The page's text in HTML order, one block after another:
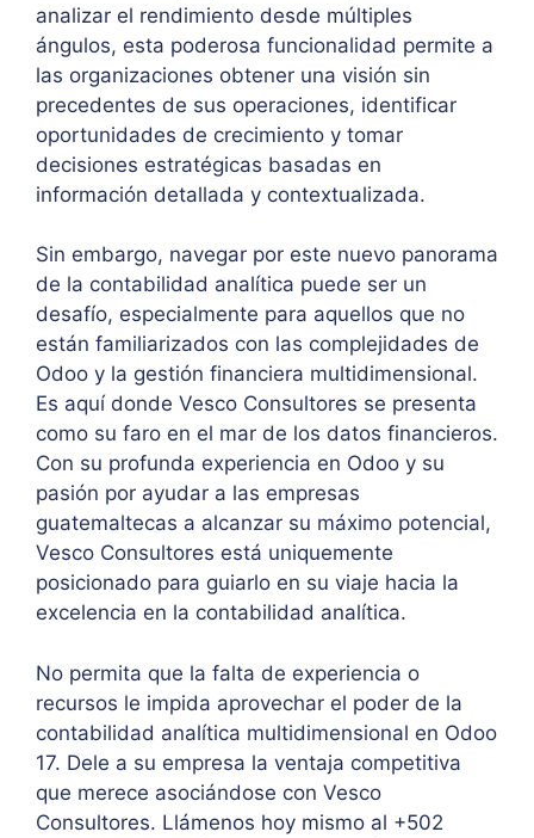
analizar el rendimiento desde múltiples
ángulos, esta poderosa funcionalidad permite a
las organizaciones obtener una visión sin
precedentes de sus operaciones, identificar
oportunidades de crecimiento y tomar
decisiones estratégicas basadas en
información detallada y contextualizada.
Sin embargo, navegar por este nuevo panorama
de la contabilidad analítica puede ser un
desafío, especialmente para aquellos que no
están familiarizados con las complejidades de
Odoo y la gestión financiera multidimensional.
Es aquí donde Vesco Consultores se presenta
como su faro en el mar de los datos financieros.
Con su profunda experiencia en Odoo y su
pasión por ayudar a las empresas
guatemaltecas a alcanzar su máximo potencial,
Vesco Consultores está uniquemente
posicionado para guiarlo en su viaje hacia la
excelencia en la contabilidad analítica.
No permita que la falta de experiencia o
recursos le impida aprovechar el poder de la
contabilidad analítica multidimensional en Odoo
17. Dele a su empresa la ventaja competitiva
que merece asociándose con Vesco
Consultores. Llámenos hoy mismo al +502